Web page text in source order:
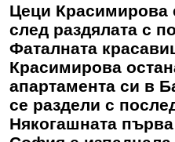
Цеци Красимирова
след раздялата с
Фаталната
Красимирова
апартамента си в
се раздели с
Някогашната